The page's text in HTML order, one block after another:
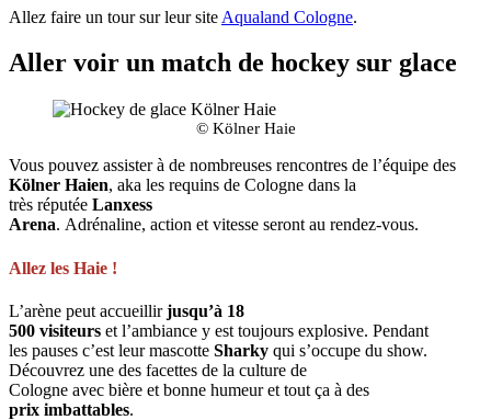
Allez faire un tour sur leur site Aqualand Cologne.
Aller voir un match de hockey sur glace
© Kölner Haie
Vous pouvez assister à de nombreuses rencontres de l’équipe des
Kölner Haien, aka les requins de Cologne dans la
très réputée Lanxess
Arena. Adrénaline, action et vitesse seront au rendez-vous.
Allez les Haie !
L’arène peut accueillirjusqu’à 18
500 visiteurs et l’ambiance y est toujours explosive. Pendant
les pauses c’est leur mascotte Sharky qui s’occupe du show.
Découvrez une des facettes de la culture de
Cologne avec bière et bonne humeur et tout ça à des
prix imbattables.